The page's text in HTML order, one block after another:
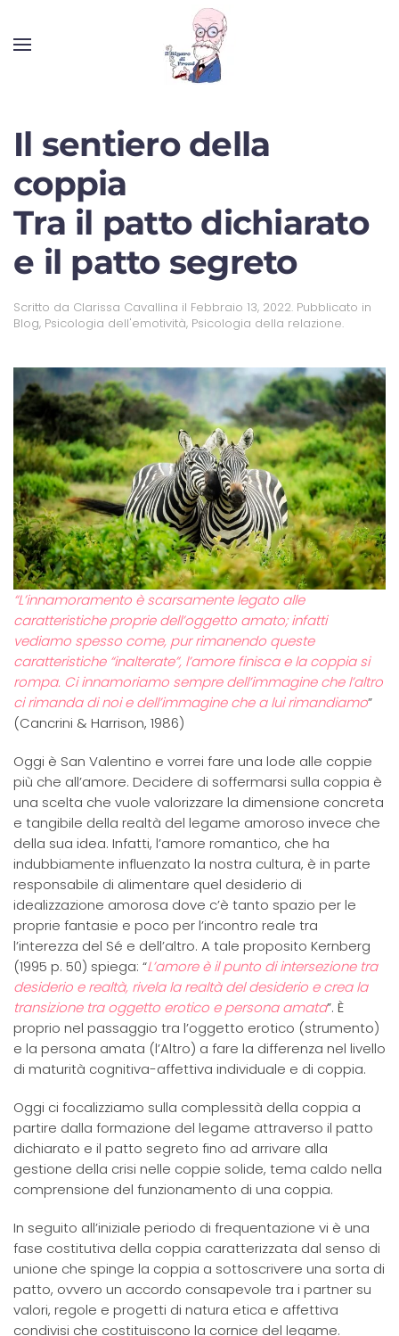
Il sentiero della
coppia
Tra il patto dichiarato
e il patto segreto
Scritto da Clarissa Cavallina il Febbraio 13, 2022. Pubblicato in
Blog, Psicologia dell'emotività, Psicologia della relazione.
“L’innamoramento è scarsamente legato alle
caratteristiche proprie dell’oggetto amato; infatti
vediamo spesso come, pur rimanendo queste
caratteristiche “inalterate”, l’amore finisca e la coppia si
rompa. Ci innamoriamo sempre dell’immagine che l’altro
ci rimanda di noi e dell’immagine che a lui rimandiamo”
(Cancrini & Harrison, 1986)
Oggi è San Valentino e vorrei fare una lode alle coppie
più che all’amore. Decidere di soffermarsi sulla coppia è
una scelta che vuole valorizzare la dimensione concreta
e tangibile della realtà del legame amoroso invece che
della sua idea. Infatti, l’amore romantico, che ha
indubbiamente influenzato la nostra cultura, è in parte
responsabile di alimentare quel desiderio di
idealizzazione amorosa dove c’è tanto spazio per le
proprie fantasie e poco per l’incontro reale tra
l’interezza del Sé e dell’altro. A tale proposito Kernberg
(1995 p. 50) spiega: “L’amore è il punto di intersezione tra
desiderio e realtà, rivela la realtà del desiderio e crea la
transizione tra oggetto erotico e persona amata”. È
proprio nel passaggio tra l’oggetto erotico (strumento)
e la persona amata (l’Altro) a fare la differenza nel livello
di maturità cognitiva-affettiva individuale e di coppia.
Oggi ci focalizziamo sulla complessità della coppia a
partire dalla formazione del legame attraverso il patto
dichiarato e il patto segreto fino ad arrivare alla
gestione della crisi nelle coppie solide, tema caldo nella
comprensione del funzionamento di una coppia.
In seguito all’iniziale periodo di frequentazione vi è una
fase costitutiva della coppia caratterizzata dal senso di
unione che spinge la coppia a sottoscrivere una sorta di
patto, ovvero un accordo consapevole tra i partner su
valori, regole e progetti di natura etica e affettiva
condivisi che costituiscono la cornice del legame.